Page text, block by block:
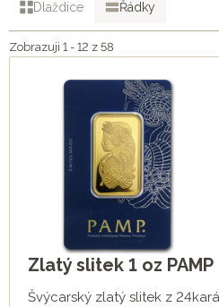
Dlaždice Řádky
Zobrazuji 1 - 12 z 58
Zlatý slitek 1 oz PAMP
Švýcarský zlatý slitek z